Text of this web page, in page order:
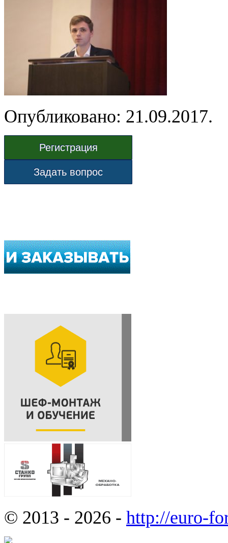
Опубликовано: 21.09.2017.
Регистрация
Задать вопрос
© 2013 - 2026 - http://euro-